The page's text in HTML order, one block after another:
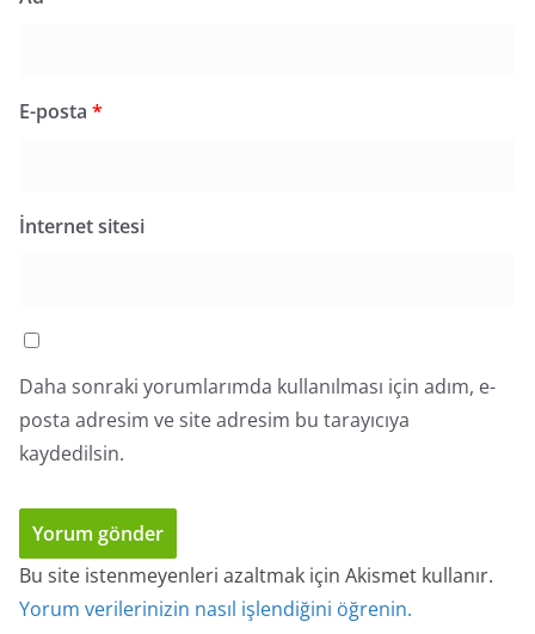
E-posta *
İnternet sitesi
Daha sonraki yorumlarımda kullanılması için adım, e-
posta adresim ve site adresim bu tarayıcıya
kaydedilsin.
Bu site istenmeyenleri azaltmak için Akismet kullanır.
Yorum verilerinizin nasıl işlendiğini öğrenin.